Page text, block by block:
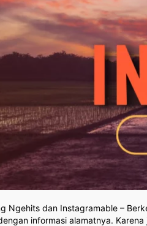
Ngehits dan Instagramable –
informasi alamatnya.